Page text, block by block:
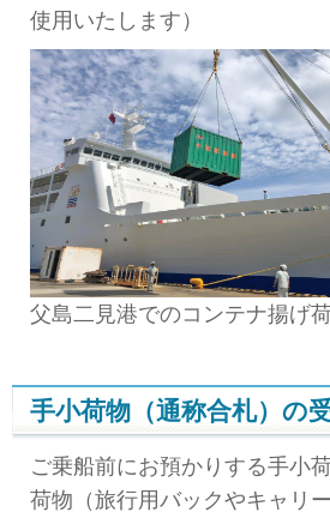
使用いたします）
父島二見港でのコンテナ揚げ
手小荷物（通称合札）の
ご乗船前にお預かりする手小
荷物（旅行用バックやキャリ